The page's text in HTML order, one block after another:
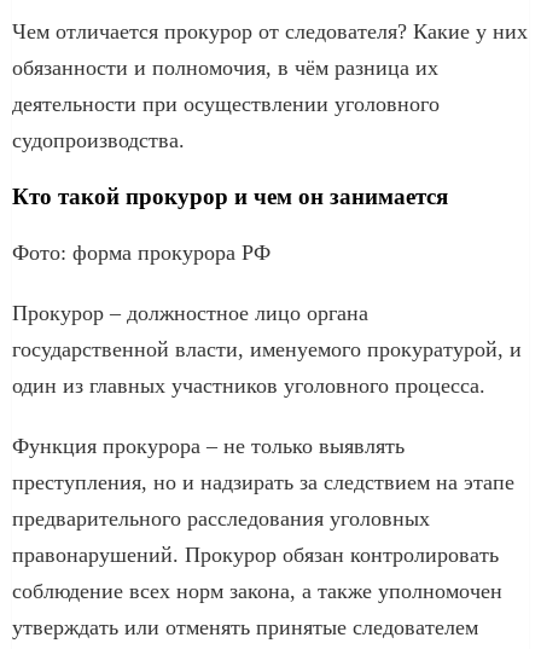
Чем отличается прокурор от следователя? Какие у них
обязанности и полномочия, в чём разница их
деятельности при осуществлении уголовного
судопроизводства.
Кто такой прокурор и чем он занимается
Фото: форма прокурора РФ
Прокурор – должностное лицо органа
государственной власти, именуемого прокуратурой, и
один из главных участников уголовного процесса.
Функция прокурора – не только выявлять
преступления, но и надзирать за следствием на этапе
предварительного расследования уголовных
правонарушений. Прокурор обязан контролировать
соблюдение всех норм закона, а также уполномочен
утверждать или отменять принятые следователем